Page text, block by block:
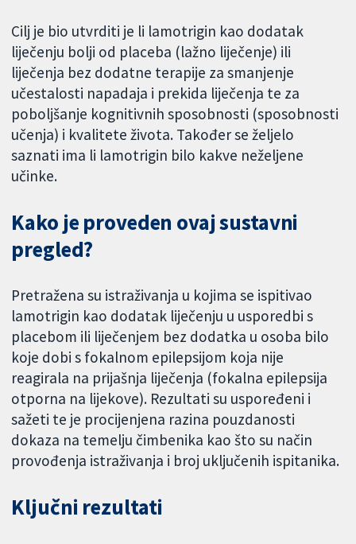
Cilj je bio utvrditi je li lamotrigin kao dodatak
liječenju bolji od placeba (lažno liječenje) ili
liječenja bez dodatne terapije za smanjenje
učestalosti napadaja i prekida liječenja te za
poboljšanje kognitivnih sposobnosti (sposobnosti
učenja) i kvalitete života. Također se željelo
saznati ima li lamotrigin bilo kakve neželjene
učinke.
Kako je proveden ovaj sustavni
pregled?
Pretražena su istraživanja u kojima se ispitivao
lamotrigin kao dodatak liječenju u usporedbi s
placebom ili liječenjem bez dodatka u osoba bilo
koje dobi s fokalnom epilepsijom koja nije
reagirala na prijašnja liječenja (fokalna epilepsija
otporna na lijekove). Rezultati su uspoređeni i
sažeti te je procijenjena razina pouzdanosti
dokaza na temelju čimbenika kao što su način
provođenja istraživanja i broj uključenih ispitanika.
Ključni rezultati